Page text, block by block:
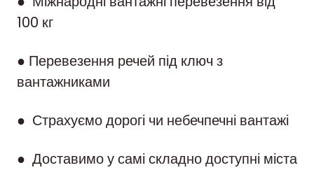
100 кг
● Перевезення речей під ключ з
вантажниками
● Страхуємо дорогі чи небечпечні вантажі
● Доставимо у самі складно доступні міста